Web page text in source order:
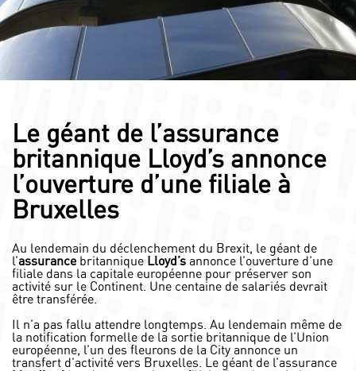
Le géant de l’assurance
britannique Lloyd’s annonce
l’ouverture d’une filiale à
Bruxelles
Au lendemain du déclenchement du Brexit, le géant de
l’assurancebritannique Lloyd’s annonce l’ouverture d’une
filiale dans la capitale européenne pour préserver son
activité sur le Continent. Une centaine de salariés devrait
être transférée.
Il n’a pas fallu attendre longtemps. Au lendemain même de
la notification formelle de la sortie britannique de l’Union
européenne, l’un des fleurons de la City annonce un
transfert d’activité vers Bruxelles. Le géant de l’assurance